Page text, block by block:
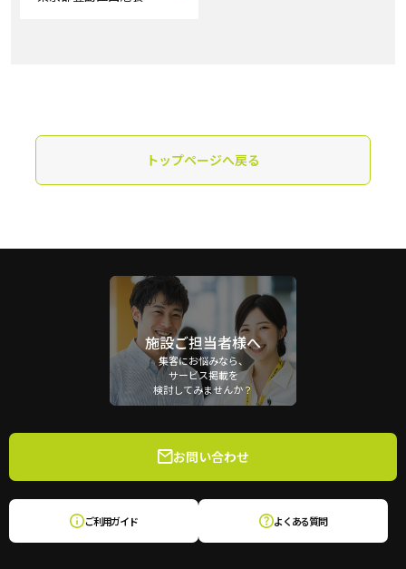
トップページへ戻る
施設ご担当者様へ
集客にお悩みなら、
サービス掲載を
検討してみませんか？
お問い合わせ
ご利用ガイド よくある質問